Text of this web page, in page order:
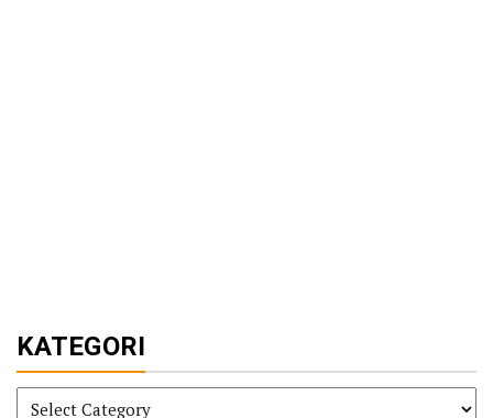
KATEGORI